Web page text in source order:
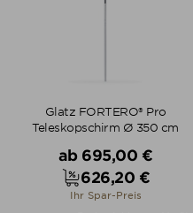
Glatz FORTERO® Pro
Teleskopschirm Ø 350 cm
Verkaufspreis
ab 695,00 €
Preis
626,20 €
Ihr Spar-Preis